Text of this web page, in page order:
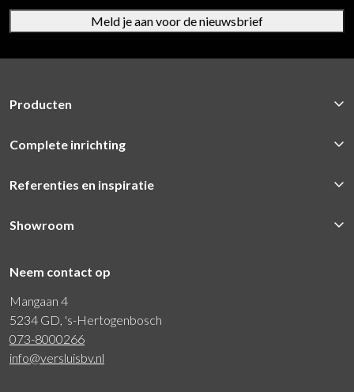
Meld je aan voor de nieuwsbrief
Producten
Complete inrichting
Referenties en inspiratie
Showroom
Neem contact op
Mangaan 4
5234 GD, 's-Hertogenbosch
073-8000266
info@versluisbv.nl